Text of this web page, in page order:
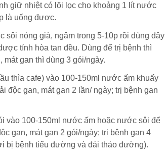
giữ nhiệt có lõi lọc cho khoảng 1 lít nước
là uống được.
sôi nóng già, ngâm trong 5-10p rồi dùng dây
tính hòa tan đều. Dùng để trị bệnh thì
mát gan thì dùng 3 gói/ngày.
thìa cafe) vào 100-150ml nước ấm khuấy
độc gan, mát gan 2 lần/ ngày; trị bệnh gan
vào 100-150ml nước ấm hoặc nước sôi để
gan, mát gan 2 gói/ngày; trị bệnh gan 4
bị bệnh tiểu đường và đái tháo đường).